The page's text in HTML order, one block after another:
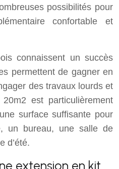
possibilités pour
confortable et
connaissent un succès
permettent de gagner en
des travaux lourds et
20m2 est particulièrement
surface suffisante pour
un bureau, une salle de
d’été.
extension en kit